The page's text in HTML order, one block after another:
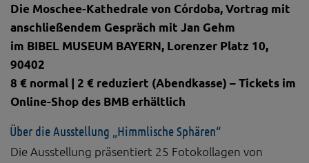
Die Moschee-Kathedrale von Córdoba, Vortrag mit
anschließendem Gespräch mit Jan Gehm
im BIBEL MUSEUM BAYERN, Lorenzer Platz 10,
90402
8 € normal | 2 € reduziert (Abendkasse) – Tickets im
Online-Shop des BMB erhältlich
Über die Ausstellung „Himmlische Sphären“
Die Ausstellung präsentiert 25 Fotokollagen von